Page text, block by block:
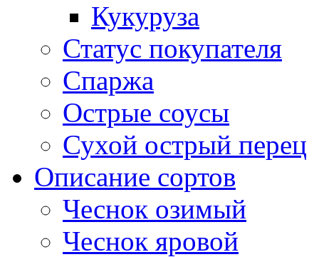
Кукуруза
Статус покупателя
Спаржа
Острые соусы
Сухой острый перец
Описание сортов
Чеснок озимый
Чеснок яровой